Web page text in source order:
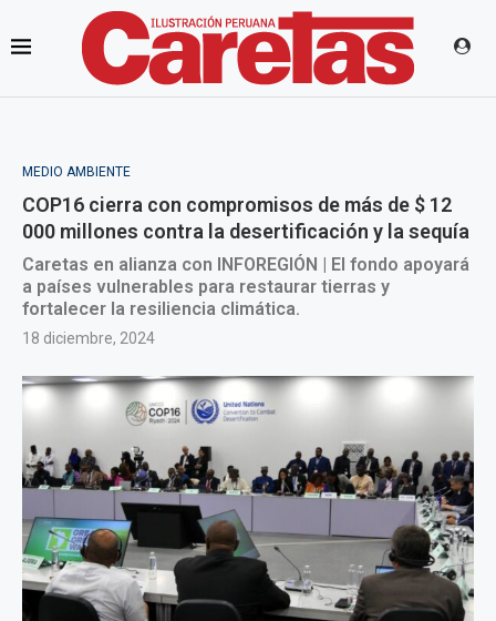
MEDIO AMBIENTE
COP16 cierra con compromisos de más de $ 12
000 millones contra la desertificación y la sequía
Caretas en alianza con INFOREGIÓN | El fondo apoyará
a países vulnerables para restaurar tierras y
fortalecer la resiliencia climática.
18 diciembre, 2024